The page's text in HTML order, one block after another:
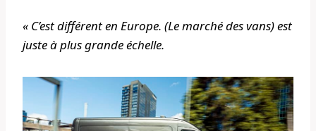
« C’est différent en Europe. (Le marché des vans) est
juste à plus grande échelle.